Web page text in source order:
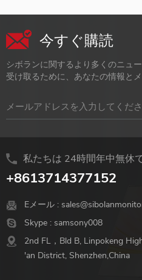
今すぐ購読
シボランに関するより多くのニュ
受け取るために、あなたの情報と
私たちは 24時間年中無休
+8613714377152
Eメール :
Skype : samsony008
2nd FL，Bld B, Linpokeng
'an District, Shenzhen,China